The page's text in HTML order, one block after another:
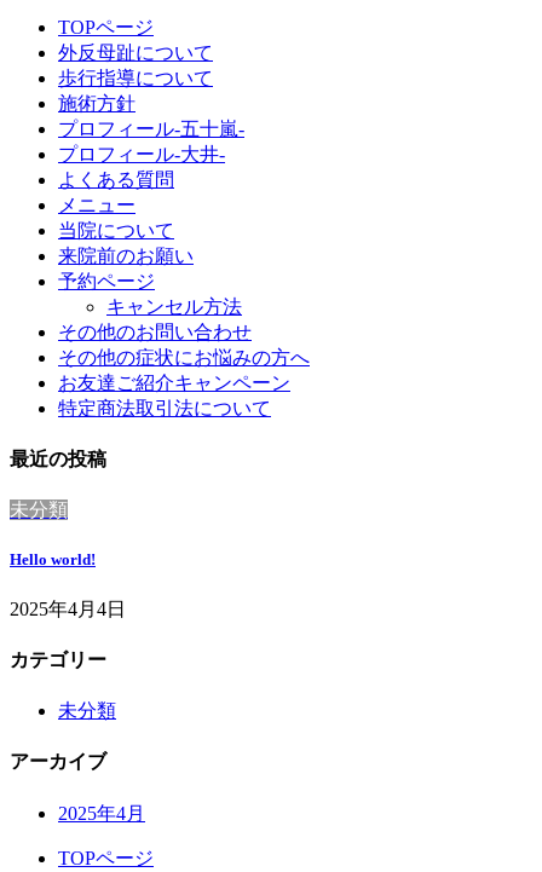
TOPページ
外反母趾について
歩行指導について
施術方針
プロフィール-五十嵐-
プロフィール-大井-
よくある質問
メニュー
当院について
来院前のお願い
予約ページ
キャンセル方法
その他のお問い合わせ
その他の症状にお悩みの方へ
お友達ご紹介キャンペーン
特定商法取引法について
最近の投稿
未分類
Hello world!
2025年4月4日
カテゴリー
未分類
アーカイブ
2025年4月
TOPページ